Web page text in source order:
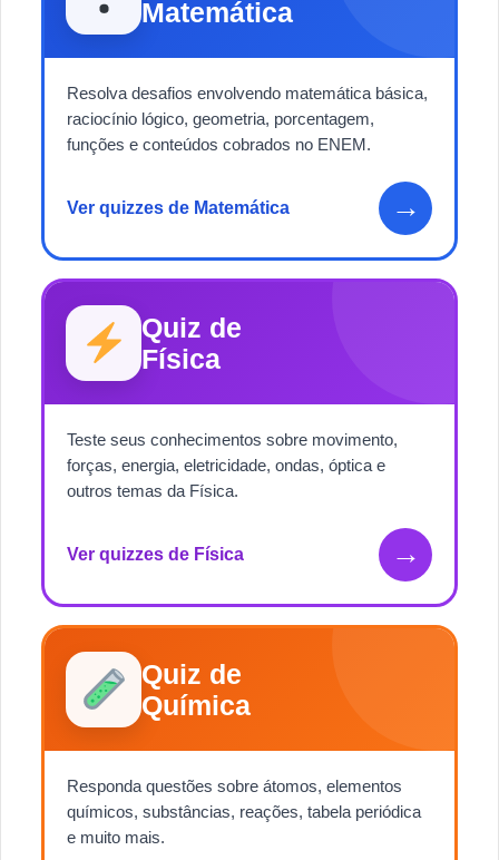
Matemática
Resolva desafios envolvendo matemática básica,
raciocínio lógico, geometria, porcentagem,
funções e conteúdos cobrados no ENEM.
Ver quizzes de Matemática →
Quiz de
Física
Teste seus conhecimentos sobre movimento,
forças, energia, eletricidade, ondas, óptica e
outros temas da Física.
Ver quizzes de Física →
Quiz de
Química
Responda questões sobre átomos, elementos
químicos, substâncias, reações, tabela periódica
e muito mais.